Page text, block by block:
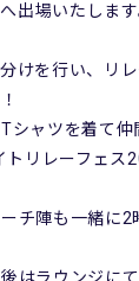
出場いたします
けを行い、リ
シャツを着て仲
トリレーフェス
チ陣も一緒に2